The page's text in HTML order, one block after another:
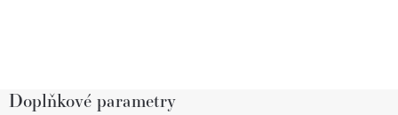
Doplňkové parametry